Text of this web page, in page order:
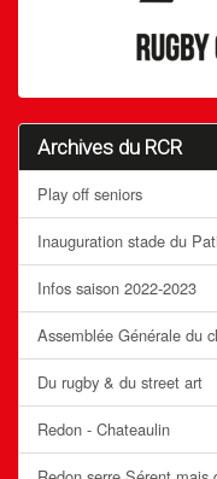
Archives du RCR
Play off seniors
Inauguration stade du
Infos saison 2022-2023
Assemblée Générale du
Du rugby & du street art
Redon - Chateaulin